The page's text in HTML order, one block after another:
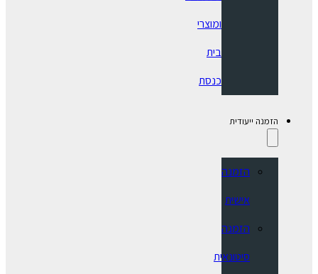
ומוצרי
בית
כנסת
הזמנה ייעודית
הזמנה
אישית
הזמנה
סיטונאית